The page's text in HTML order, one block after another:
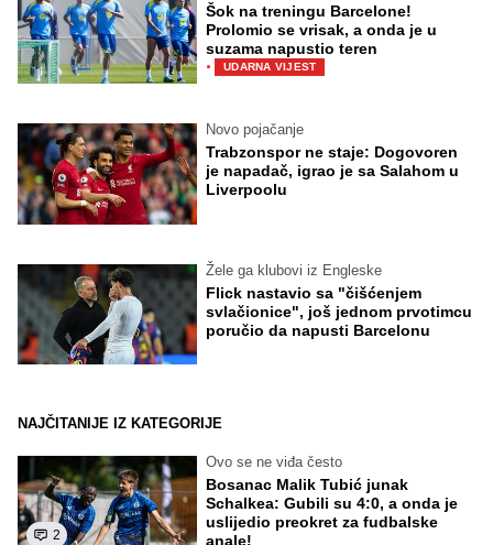
Šok na treningu Barcelone!
Prolomio se vrisak, a onda je u
suzama napustio teren
· UDARNA VIJEST
Novo pojačanje
Trabzonspor ne staje: Dogovoren
je napadač, igrao je sa Salahom u
Liverpoolu
Žele ga klubovi iz Engleske
Flick nastavio sa "čišćenjem
svlačionice", još jednom prvotimcu
poručio da napusti Barcelonu
NAJČITANIJE IZ KATEGORIJE
2
Ovo se ne viđa često
Bosanac Malik Tubić junak
Schalkea: Gubili su 4:0, a onda je
uslijedio preokret za fudbalske
anale!